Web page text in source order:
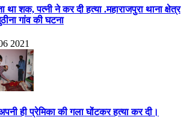
था शक, पत्नी ने कर दी हत्या .महाराजपुरा थाना क्षेत्र
गांव की घटना
2021
ही प्रेमिका की गला घोंटकर हत्या कर दी।